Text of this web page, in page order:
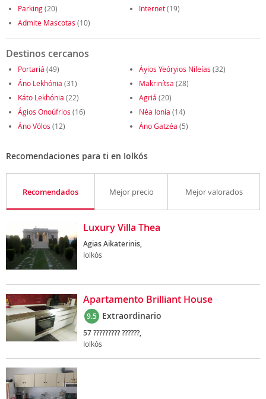
Parking(20) Internet(19)
Admite Mascotas (10)
Destinos cercanos
Portariá (49) Áyios Yeóryios Nileías (32)
Áno Lekhónia (31) Makrinítsa (28)
Káto Lekhónia (22) Agriá (20)
Ágios Onoúfrios (16) Néa Ionía (14)
Áno Vólos (12) Áno Gatzéa (5)
Recomendaciones para ti en Iolkós
Recomendados Mejor precio Mejor valorados
Luxury Villa Thea
Agias Aikaterinis,
Iolkós
Apartamento Brilliant House
9.5 Extraordinario
57 ????????? ??????,
Iolkós